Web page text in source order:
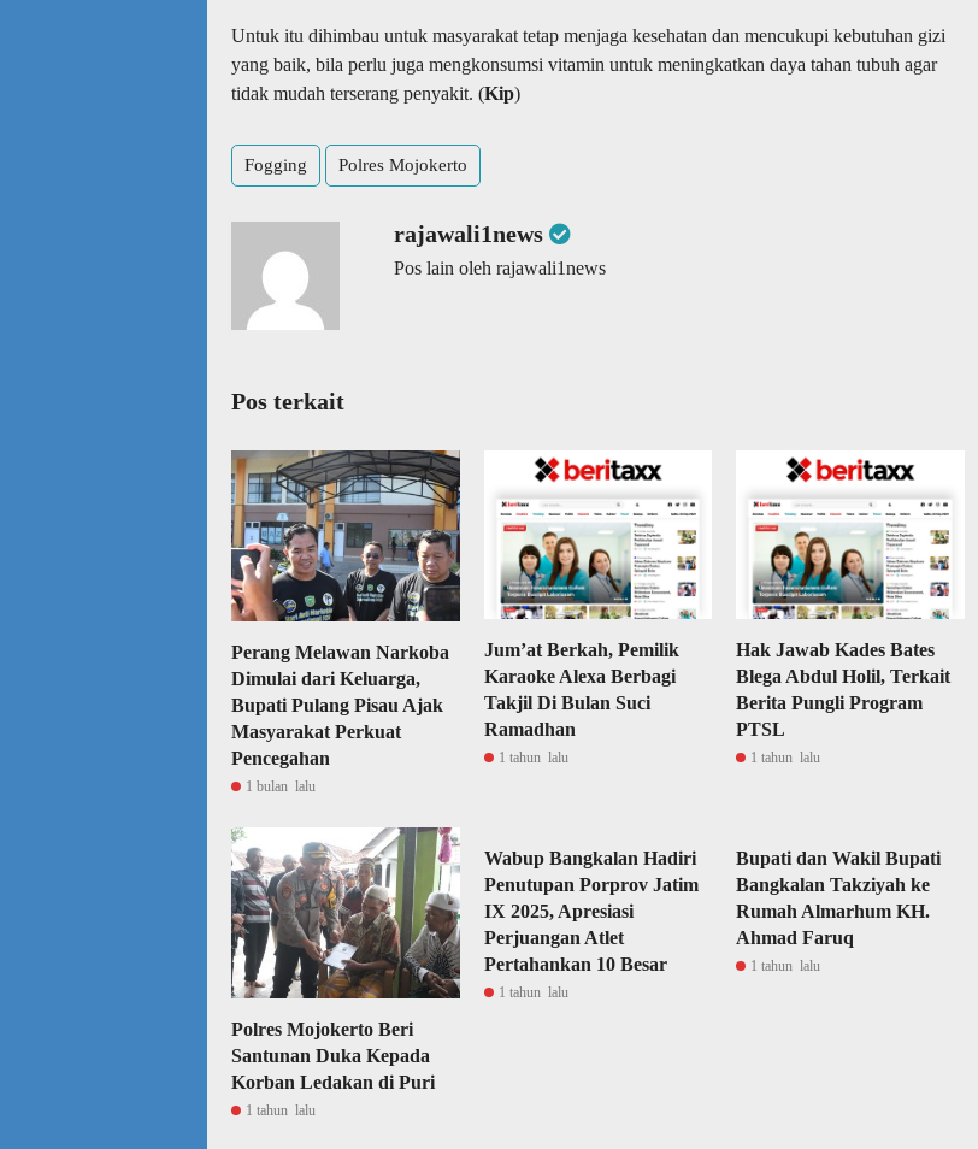
Untuk itu dihimbau untuk masyarakat tetap menjaga kesehatan dan mencukupi kebutuhan gizi
yang baik, bila perlu juga mengkonsumsi vitamin untuk meningkatkan daya tahan tubuh agar
tidak mudah terserang penyakit. (Kip)
Fogging Polres Mojokerto
rajawali1news
Pos lain oleh rajawali1news
Pos terkait
Perang Melawan Narkoba
Dimulai dari Keluarga,
Bupati Pulang Pisau Ajak
Masyarakat Perkuat
Pencegahan
1 bulan lalu
Jum’at Berkah, Pemilik
Karaoke Alexa Berbagi
Takjil Di Bulan Suci
Ramadhan
1 tahun lalu
Hak Jawab Kades Bates
Blega Abdul Holil, Terkait
Berita Pungli Program
PTSL
1 tahun lalu
Polres Mojokerto Beri
Santunan Duka Kepada
Korban Ledakan di Puri
1 tahun lalu
Wabup Bangkalan Hadiri
Penutupan Porprov Jatim
IX 2025, Apresiasi
Perjuangan Atlet
Pertahankan 10 Besar
1 tahun lalu
Bupati dan Wakil Bupati
Bangkalan Takziyah ke
Rumah Almarhum KH.
Ahmad Faruq
1 tahun lalu